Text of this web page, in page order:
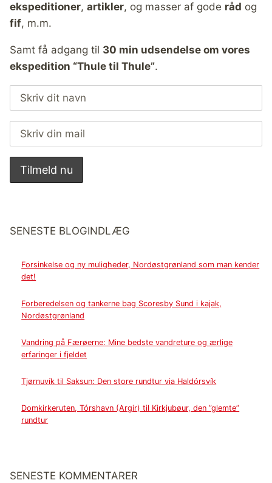
ekspeditioner, artikler, og masser af gode råd og
fif, m.m.
Samt få adgang til 30 min udsendelse om vores
ekspedition “Thule til Thule”.
SENESTE BLOGINDLÆG
Forsinkelse og ny muligheder, Nordøstgrønland som man kender
det!
Forberedelsen og tankerne bag Scoresby Sund i kajak,
Nordøstgrønland
Vandring på Færøerne: Mine bedste vandreture og ærlige
erfaringer i fjeldet
Tjørnuvík til Saksun: Den store rundtur via Haldórsvík
Domkirkeruten, Tórshavn (Argir) til Kirkjubøur, den ”glemte”
rundtur
SENESTE KOMMENTARER